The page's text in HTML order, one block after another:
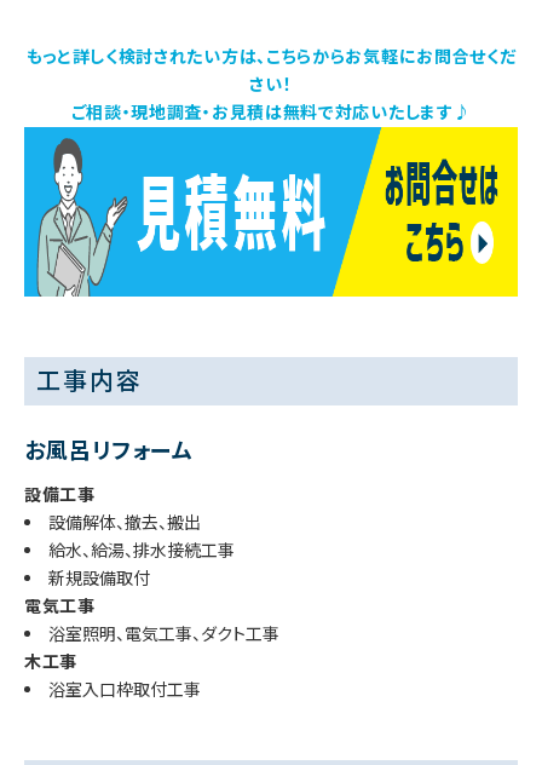
もっと詳しく検討されたい方は、こちらからお気軽にお問合せくだ
さい！
ご相談・現地調査・お見積は無料で対応いたします♪
工事内容
お風呂リフォーム
設備工事
設備解体、撤去、搬出
給水、給湯、排水接続工事
新規設備取付
電気工事
浴室照明、電気工事、ダクト工事
木工事
浴室入口枠取付工事